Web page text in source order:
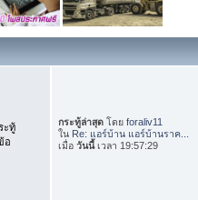
ะทู้
อ
กระทู้ล่าสุด โดยforaliv11
ใน Re: แอร์บ้าน แอร์บ้านราค...
เมื่อวันนี้เวลา 19:57:29